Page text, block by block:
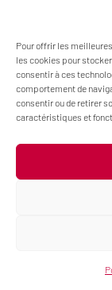
Pour offrir les
les cookies pour
consentir à ces
comportement de
consentir ou de retirer
caractéristiques et
Si esta opción
inscripciones
y el curso dejará
Si está en«Sí»y
inscripciones»
Clave
alumnos